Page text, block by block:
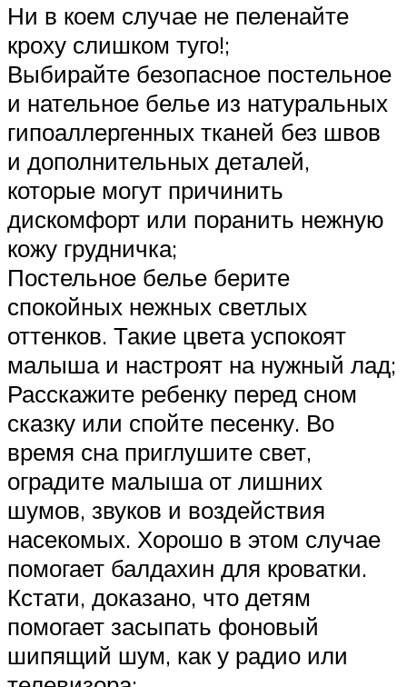
Ни в коем случае не пеленайте
кроху слишком туго!;
Выбирайте безопасное постельное
и нательное белье из натуральных
гипоаллергенных тканей без швов
и дополнительных деталей,
которые могут причинить
дискомфорт или поранить нежную
кожу грудничка;
Постельное белье берите
спокойных нежных светлых
оттенков. Такие цвета успокоят
малыша и настроят на нужный лад;
Расскажите ребенку перед сном
сказку или спойте песенку. Во
время сна приглушите свет,
оградите малыша от лишних
шумов, звуков и воздействия
насекомых. Хорошо в этом случае
помогает балдахин для кроватки.
Кстати, доказано, что детям
помогает засыпать фоновый
шипящий шум, как у радио или